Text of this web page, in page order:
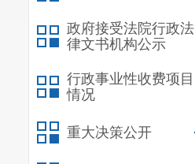
政府接受法院行政法
律文书机构公示
行政事业性收费项目
情况
重大决策公开